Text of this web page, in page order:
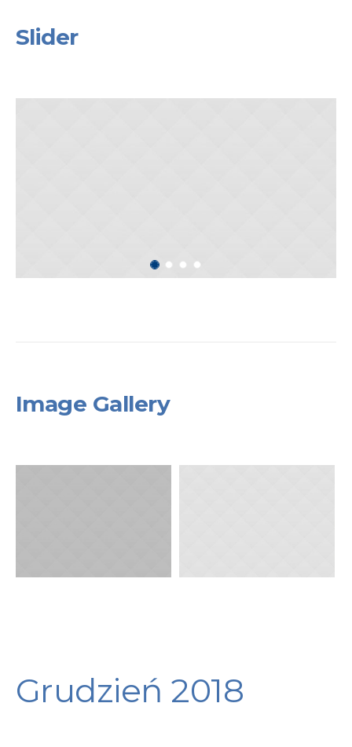
Slider
Image Gallery
Grudzień 2018